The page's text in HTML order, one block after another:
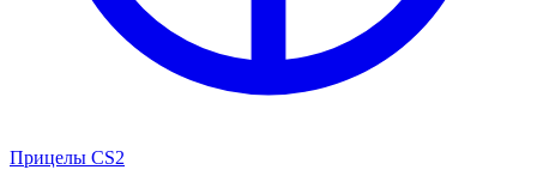
Прицелы CS2